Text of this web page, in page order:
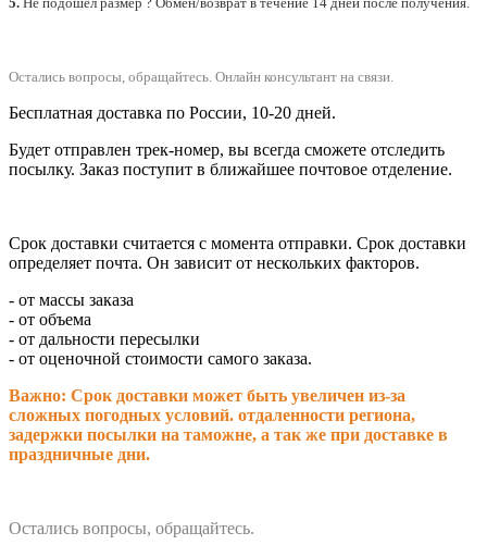
Остались вопросы, обращайтесь. Онлайн консультант на связи.
Бесплатная доставка по России, 10-20 дней.
Будет отправлен трек-номер, вы всегда сможете отследить
посылку. Заказ поступит в ближайшее почтовое отделение.
Срок доставки считается с момента отправки. Срок доставки
определяет почта. Он зависит от нескольких факторов.
- от массы заказа
- от объема
- от дальности пересылки
- от оценочной стоимости самого заказа.
Важно: Срок доставки может быть увеличен из-за
сложных погодных условий. отдаленности региона,
задержки посылки на таможне, а так же при доставке в
праздничные дни.
Остались вопросы, обращайтесь.